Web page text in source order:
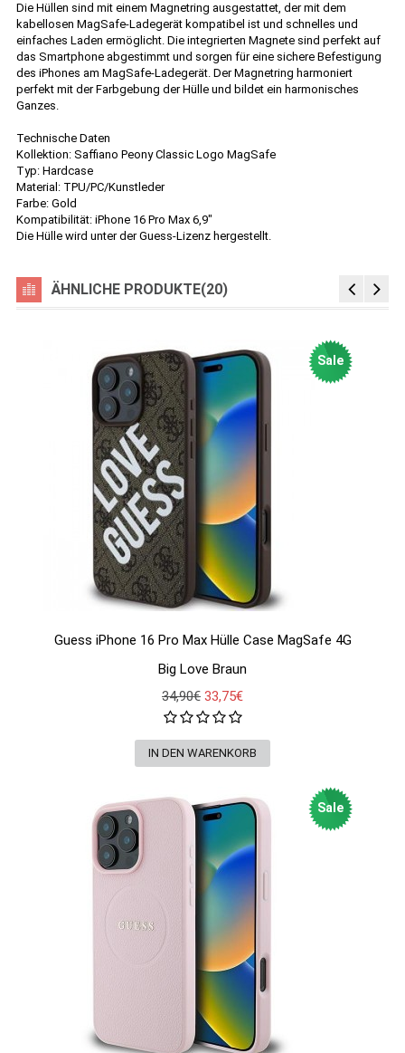
Die Hüllen sind mit einem Magnetring ausgestattet, der mit dem
kabellosen MagSafe-Ladegerät kompatibel ist und schnelles und
einfaches Laden ermöglicht. Die integrierten Magnete sind perfekt auf
das Smartphone abgestimmt und sorgen für eine sichere Befestigung
des iPhones am MagSafe-Ladegerät. Der Magnetring harmoniert
perfekt mit der Farbgebung der Hülle und bildet ein harmonisches
Ganzes.
Technische Daten
Kollektion: Saffiano Peony Classic Logo MagSafe
Typ: Hardcase
Material: TPU/PC/Kunstleder
Farbe: Gold
Kompatibilität: iPhone 16 Pro Max 6,9"
Die Hülle wird unter der Guess-Lizenz hergestellt.
ÄHNLICHE PRODUKTE(20)
Sale
Guess iPhone 16 Pro Max Hülle Case MagSafe 4G
Big Love Braun
34,90€ 33,75€
Sale